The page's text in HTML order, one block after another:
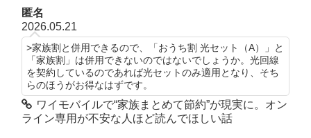
匿名
2026.05.21
>家族割と併用できるので、「おうち割 光セット（A）」と
「家族割」は併用できないのではないでしょうか。光回線
を契約しているのであれば光セットのみ適用となり、そち
らのほうがお得なはずです。
ワイモバイルで“家族まとめて節約”が現実に。オン
ライン専用が不安な人ほど読んでほしい話